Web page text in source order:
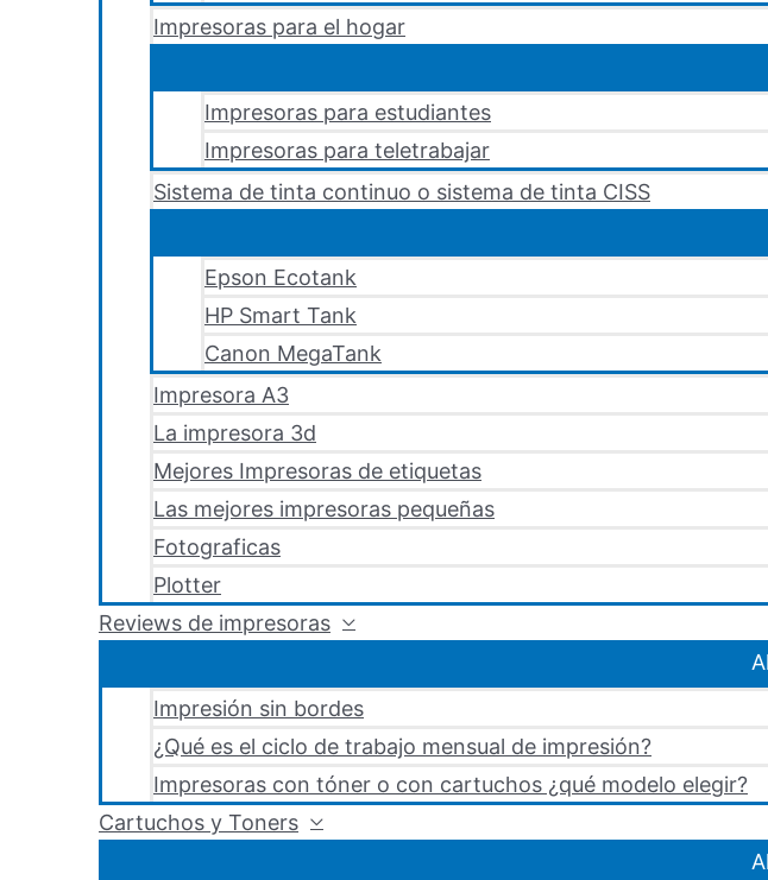
Impresoras para el hogar
Impresoras para estudiantes
Impresoras para teletrabajar
Sistema de tinta continuo o sistema de tinta CISS
Epson Ecotank
HP Smart Tank
Canon MegaTank
Impresora A3
La impresora 3d
Mejores Impresoras de etiquetas
Las mejores impresoras pequeñas
Fotograficas
Plotter
Reviews de impresoras
Impresión sin bordes
¿Qué es el ciclo de trabajo mensual de impresión?
Impresoras con tóner o con cartuchos ¿qué modelo elegir?
Cartuchos y Toners